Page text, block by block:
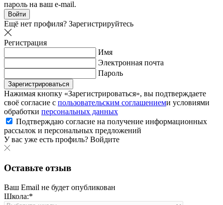
пароль на ваш e-mail.
Войти
Ещё нет профиля? Зарегистрируйтесь
Регистрация
Имя
Электронная почта
Пароль
Зарегистрироваться
Нажимая кнопку «Зарегистрироваться», вы подтверждаете
своё согласие с пользовательским соглашениеми условиями
обработки персональных данных
Подтверждаю согласие на получение информационных
рассылок и персональных предложений
У вас уже есть профиль? Войдите
Оставьте отзыв
Ваш Email не будет опубликован
Школа:*